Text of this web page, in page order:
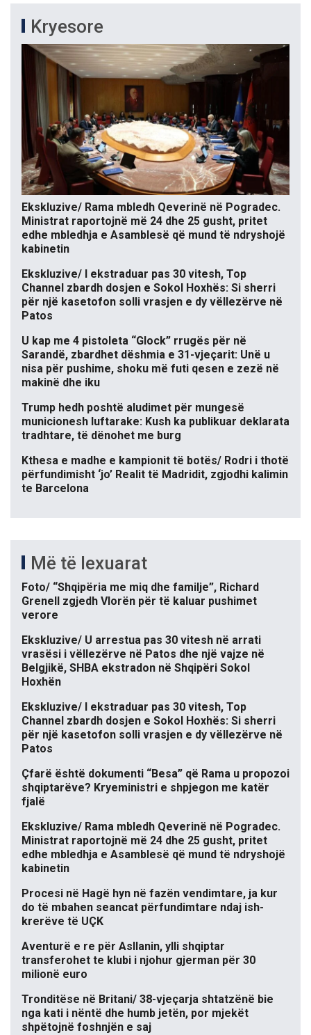
Kryesore
Ekskluzive/ Rama mbledh Qeverinë në Pogradec.
Ministrat raportojnë më 24 dhe 25 gusht, pritet
edhe mbledhja e Asamblesë që mund të ndryshojë
kabinetin
Ekskluzive/ I ekstraduar pas 30 vitesh, Top
Channel zbardh dosjen e Sokol Hoxhës: Si sherri
për një kasetofon solli vrasjen e dy vëllezërve në
Patos
U kap me 4 pistoleta “Glock” rrugës për në
Sarandë, zbardhet dëshmia e 31-vjeçarit: Unë u
nisa për pushime, shoku më futi qesen e zezë në
makinë dhe iku
Trump hedh poshtë aludimet për mungesë
municionesh luftarake: Kush ka publikuar deklarata
tradhtare, të dënohet me burg
Kthesa e madhe e kampionit të botës/ Rodri i thotë
përfundimisht ‘jo’ Realit të Madridit, zgjodhi kalimin
te Barcelona
Më të lexuarat
Foto/ “Shqipëria me miq dhe familje”, Richard
Grenell zgjedh Vlorën për të kaluar pushimet
verore
Ekskluzive/ U arrestua pas 30 vitesh në arrati
vrasësi i vëllezërve në Patos dhe një vajze në
Belgjikë, SHBA ekstradon në Shqipëri Sokol
Hoxhën
Ekskluzive/ I ekstraduar pas 30 vitesh, Top
Channel zbardh dosjen e Sokol Hoxhës: Si sherri
për një kasetofon solli vrasjen e dy vëllezërve në
Patos
Çfarë është dokumenti “Besa” që Rama u propozoi
shqiptarëve? Kryeministri e shpjegon me katër
fjalë
Ekskluzive/ Rama mbledh Qeverinë në Pogradec.
Ministrat raportojnë më 24 dhe 25 gusht, pritet
edhe mbledhja e Asamblesë që mund të ndryshojë
kabinetin
Procesi në Hagë hyn në fazën vendimtare, ja kur
do të mbahen seancat përfundimtare ndaj ish-
krerëve të UÇK
Aventurë e re për Asllanin, ylli shqiptar
transferohet te klubi i njohur gjerman për 30
milionë euro
Tronditëse në Britani/ 38-vjeçarja shtatzënë bie
nga kati i nëntë dhe humb jetën, por mjekët
shpëtojnë foshnjën e saj